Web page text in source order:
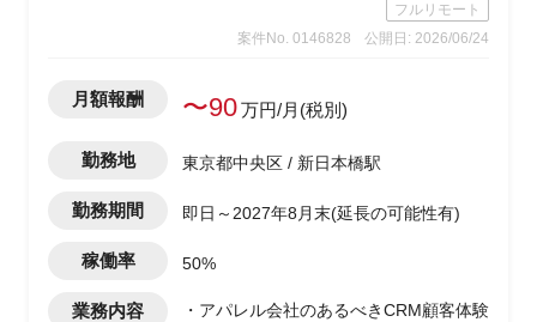
フルリモート
案件No. 0146828
公開日: 2026/06/24
月額報酬 〜90万円/月(税別)
勤務地 東京都中央区 / 新日本橋駅
勤務期間 即日～2027年8月末(延長の可能性有)
稼働率 50%
業務内容
・アパレル会社のあるべきCRM顧客体験